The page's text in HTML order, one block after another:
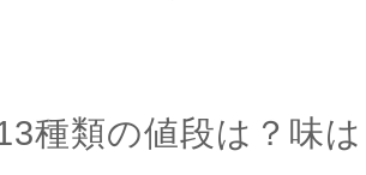
種類の値段は？味